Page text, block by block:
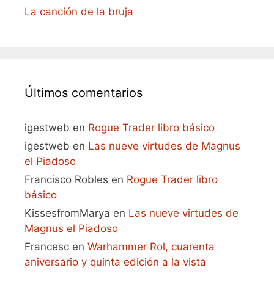
La canción de la bruja
Últimos comentarios
igestweb en Rogue Trader libro básico
igestweb en Las nueve virtudes de Magnus
el Piadoso
Francisco Robles en Rogue Trader libro
básico
KissesfromMarya en Las nueve virtudes de
Magnus el Piadoso
Francesc en Warhammer Rol, cuarenta
aniversario y quinta edición a la vista